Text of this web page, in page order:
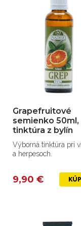
Grapefruitové
semienko 50ml,
tinktúra z bylín
Výborná tinktúra pri
a herpesoch.
9,90 €